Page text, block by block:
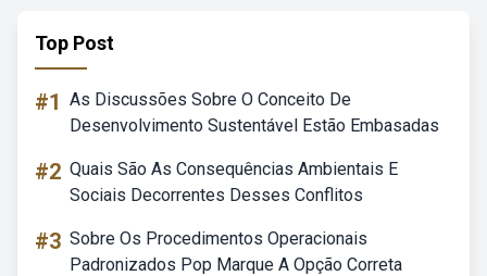
Top Post
#1 As Discussões Sobre O Conceito De
Desenvolvimento Sustentável Estão Embasadas
#2 Quais São As Consequências Ambientais E
Sociais Decorrentes Desses Conflitos
#3 Sobre Os Procedimentos Operacionais
Padronizados Pop Marque A Opção Correta